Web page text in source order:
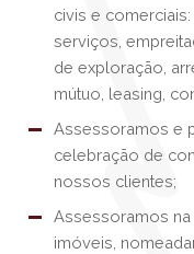
civis e
serviços,
de exploração,
mútuo, leasing,
Assessoramos e
celebração de
nossos clientes;
Assessoramos
imóveis,